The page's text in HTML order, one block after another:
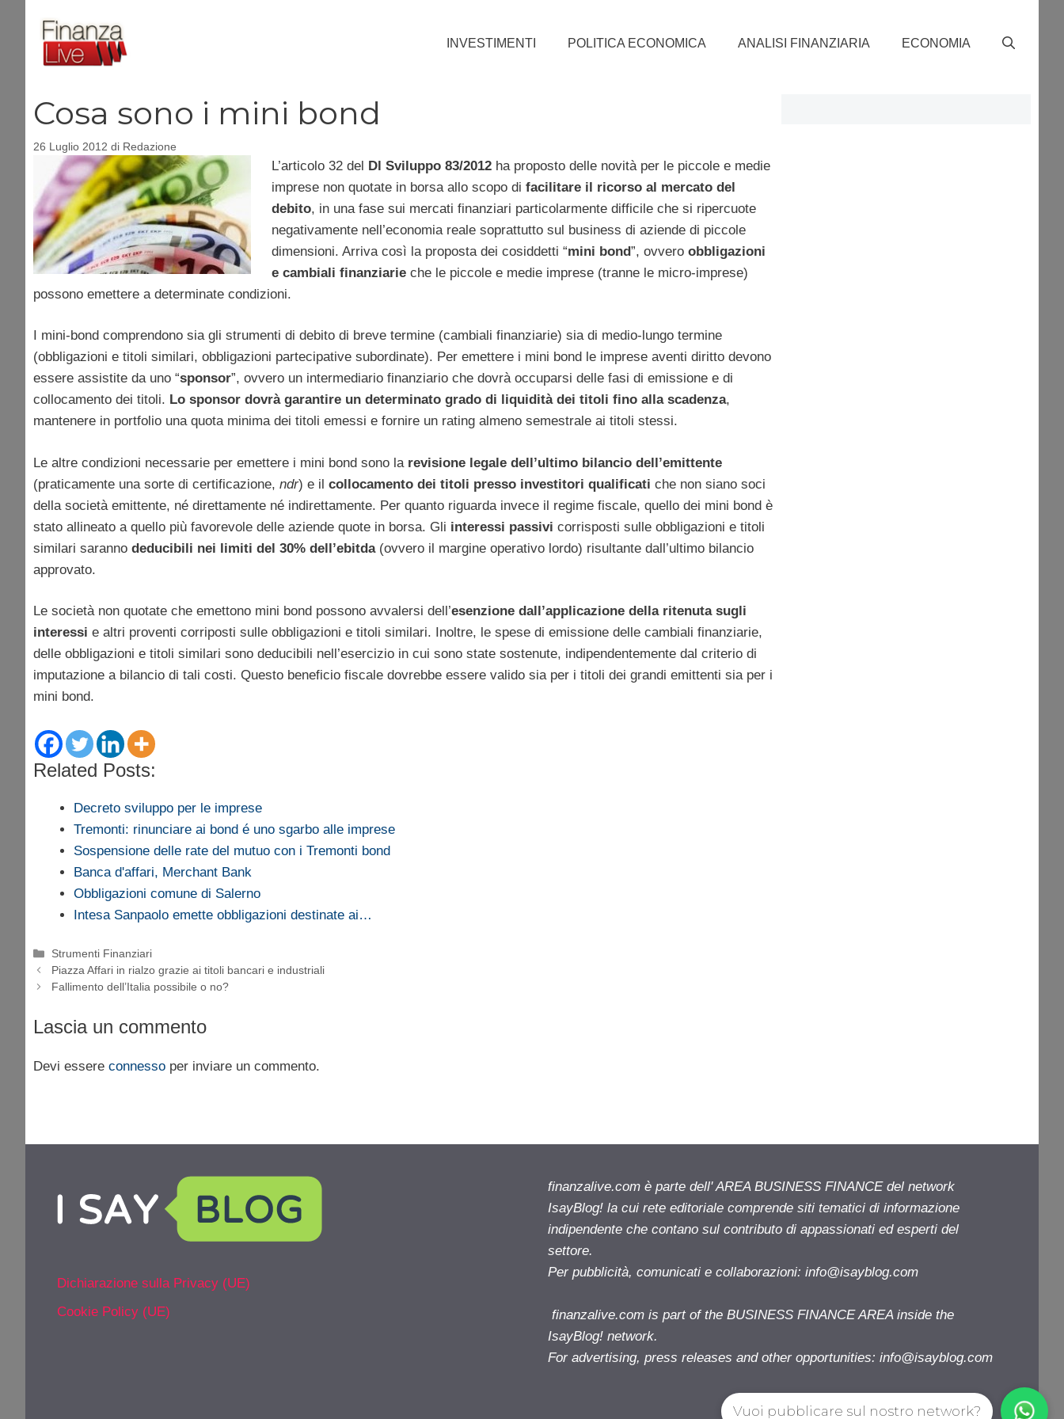
contenuto
INVESTIMENTI POLITICA ECONOMICA ANALISI FINANZIARIA ECONOMIA
Cosa sono i mini bond
26 Luglio 2012 di Redazione
L’articolo 32 del Dl Sviluppo 83/2012 ha proposto delle novità per le piccole e medie
imprese non quotate in borsa allo scopo di facilitare il ricorso al mercato del
debito, in una fase sui mercati finanziari particolarmente difficile che si ripercuote
negativamente nell’economia reale soprattutto sul business di aziende di piccole
dimensioni. Arriva così la proposta dei cosiddetti “mini bond”, ovvero obbligazioni
e cambiali finanziarie che le piccole e medie imprese (tranne le micro-imprese)
possono emettere a determinate condizioni.
I mini-bond comprendono sia gli strumenti di debito di breve termine (cambiali finanziarie) sia di medio-lungo termine
(obbligazioni e titoli similari, obbligazioni partecipative subordinate). Per emettere i mini bond le imprese aventi diritto devono
essere assistite da uno “sponsor”, ovvero un intermediario finanziario che dovrà occuparsi delle fasi di emissione e di
collocamento dei titoli. Lo sponsor dovrà garantire un determinato grado di liquidità dei titoli fino alla scadenza,
mantenere in portfolio una quota minima dei titoli emessi e fornire un rating almeno semestrale ai titoli stessi.
Le altre condizioni necessarie per emettere i mini bond sono la revisione legale dell’ultimo bilancio dell’emittente
(praticamente una sorte di certificazione, ndr) e il collocamento dei titoli presso investitori qualificati che non siano soci
della società emittente, né direttamente né indirettamente. Per quanto riguarda invece il regime fiscale, quello dei mini bond è
stato allineato a quello più favorevole delle aziende quote in borsa. Gli interessi passivi corrisposti sulle obbligazioni e titoli
similari saranno deducibili nei limiti del 30% dell’ebitda (ovvero il margine operativo lordo) risultante dall’ultimo bilancio
approvato.
Le società non quotate che emettono mini bond possono avvalersi dell’esenzione dall’applicazione della ritenuta sugli
interessi e altri proventi corriposti sulle obbligazioni e titoli similari. Inoltre, le spese di emissione delle cambiali finanziarie,
delle obbligazioni e titoli similari sono deducibili nell’esercizio in cui sono state sostenute, indipendentemente dal criterio di
imputazione a bilancio di tali costi. Questo beneficio fiscale dovrebbe essere valido sia per i titoli dei grandi emittenti sia per i
mini bond.
Related Posts:
Decreto sviluppo per le imprese
Tremonti: rinunciare ai bond é uno sgarbo alle imprese
Sospensione delle rate del mutuo con i Tremonti bond
Banca d'affari, Merchant Bank
Obbligazioni comune di Salerno
Intesa Sanpaolo emette obbligazioni destinate ai…
Categorie
Strumenti Finanziari
Piazza Affari in rialzo grazie ai titoli bancari e industriali
Fallimento dell’Italia possibile o no?
Lascia un commento
Devi essere connesso per inviare un commento.
Dichiarazione sulla Privacy (UE)
Cookie Policy (UE)
finanzalive.com è parte dell' AREA BUSINESS FINANCE del network
IsayBlog! la cui rete editoriale comprende siti tematici di informazione
indipendente che contano sul contributo di appassionati ed esperti del
settore.
Per pubblicità, comunicati e collaborazioni: info@isayblog.com
finanzalive.com is part of the BUSINESS FINANCE AREA inside the
IsayBlog! network.
For advertising, press releases and other opportunities: info@isayblog.com
Vuoi pubblicare sul nostro network?